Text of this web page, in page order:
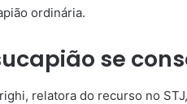
ordinária.
se
relatora do recurso no